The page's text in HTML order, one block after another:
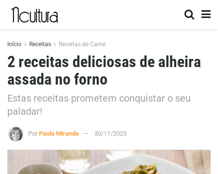
Início Receitas Receitas de Carne
2 receitas deliciosas de alheira
assada no forno
Estas receitas prometem conquistar o seu
paladar!
Por Paula Miranda 30/11/2023